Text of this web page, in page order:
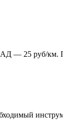
— 25 руб/